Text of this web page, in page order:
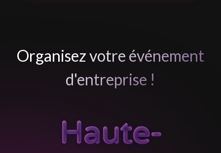
Organisez votre événement
d'entreprise !
Haute-